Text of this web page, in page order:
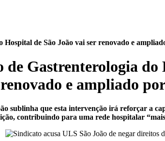
Hospital de São João vai ser renovado e
de Gastrenterologia do
e ampliado
sublinha que esta intervenção irá reforçar a
contribuindo para uma rede hospitalar